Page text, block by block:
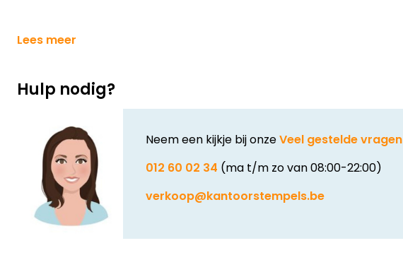
Lees meer
Hulp nodig?
Neem een kijkje bij onzeVeel gestelde vragen
012 60 02 34 (ma t/m zo van 08:00-22:00)
verkoop@kantoorstempels.be